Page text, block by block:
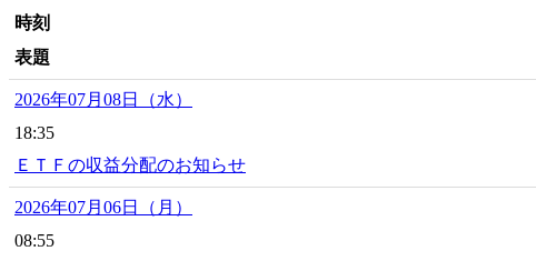
時刻
表題
2026年07月08日（水）
18:35
ＥＴＦの収益分配のお知らせ
2026年07月06日（月）
08:55